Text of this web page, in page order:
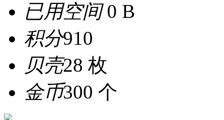
已用空间0 B
积分910
贝壳28 枚
金币300 个